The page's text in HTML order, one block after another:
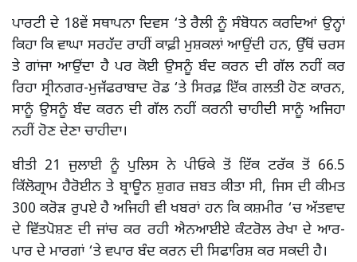
ਪਾਰਟੀ ਦੇ 18ਵੇਂ ਸਥਾਪਨਾ ਦਿਵਸ ‘ਤੇ ਰੈਲੀ ਨੂੰ ਸੰਬੋਧਨ ਕਰਦਿਆਂ ਉਨ੍ਹਾਂ
ਕਿਹਾ ਕਿ ਵਾਘਾ ਸਰਹੱਦ ਰਾਹੀਂ ਕਾਫ਼ੀ ਮੁਸ਼ਕਲਾਂ ਆਉਂਦੀ ਹਨ, ਉੱਥੋਂ ਚਰਸ
ਤੇ ਗਾਂਜਾ ਆਉਂਦਾ ਹੈ ਪਰ ਕੋਈ ਉਸਨੂੰ ਬੰਦ ਕਰਨ ਦੀ ਗੱਲ ਨਹੀਂ ਕਰ
ਰਿਹਾ ਸ੍ਰੀਨਗਰ-ਮੁਜੱਫਰਾਬਾਦ ਰੋਡ ‘ਤੇ ਸਿਰਫ਼ ਇੱਕ ਗਲਤੀ ਹੋਣ ਕਾਰਨ,
ਸਾਨੂੰ ਉਸਨੂੰ ਬੰਦ ਕਰਨ ਦੀ ਗੱਲ ਨਹੀਂ ਕਰਨੀ ਚਾਹੀਦੀ ਸਾਨੂੰ ਅਜਿਹਾ
ਨਹੀਂ ਹੋਣ ਦੇਣਾ ਚਾਹੀਦਾ।
ਬੀਤੀ 21 ਜੁਲਾਈ ਨੂੰ ਪੁਲਿਸ ਨੇ ਪੀਓਕੇ ਤੋਂ ਇੱਕ ਟਰੱਕ ਤੋਂ 66.5
ਕਿੱਲੋਗ੍ਰਾਮ ਹੈਰੋਈਨ ਤੇ ਬ੍ਰਾਊਨ ਸ਼ੁਗਰ ਜ਼ਬਤ ਕੀਤਾ ਸੀ, ਜਿਸ ਦੀ ਕੀਮਤ
300 ਕਰੋੜ ਰੁਪਏ ਹੈ ਅਜਿਹੀ ਵੀ ਖਬਰਾਂ ਹਨ ਕਿ ਕਸ਼ਮੀਰ ‘ਚ ਅੱਤਵਾਦ
ਦੇ ਵਿੱਤਪੋਸ਼ਣ ਦੀ ਜਾਂਚ ਕਰ ਰਹੀ ਐਨਆਈਏ ਕੰਟਰੋਲ ਰੇਖਾ ਦੇ ਆਰ-
ਪਾਰ ਦੇ ਮਾਰਗਾਂ ‘ਤੇ ਵਪਾਰ ਬੰਦ ਕਰਨ ਦੀ ਸਿਫਾਰਿਸ਼ ਕਰ ਸਕਦੀ ਹੈ।